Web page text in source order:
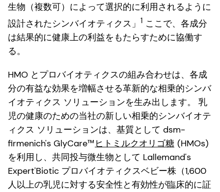
生物（複数可）によって選択的に利用されるように
設計されたシンバイオティクス」 1 ここで、各成分
は結果的に健康上の利益をもたらすために協働す
る。
HMO とプロバイオティクスの組み合わせは、各成
分の有益な効果を増幅させる革新的な相乗的シンバ
イオティクス ソリューションを生み出します。 乳
児の健康のための当社の新しい相乗的シンバイオテ
ィクス ソリューションは、基質として dsm-
firmenich's GlyCare™ ヒトミルクオリゴ糖 (HMOs)
を利用し、共同投与微生物として Lallemand's
Expert'Biotic プロバイオティクスベビー株（1,600
人以上の乳児に対する安全性と有効性が臨床的に証